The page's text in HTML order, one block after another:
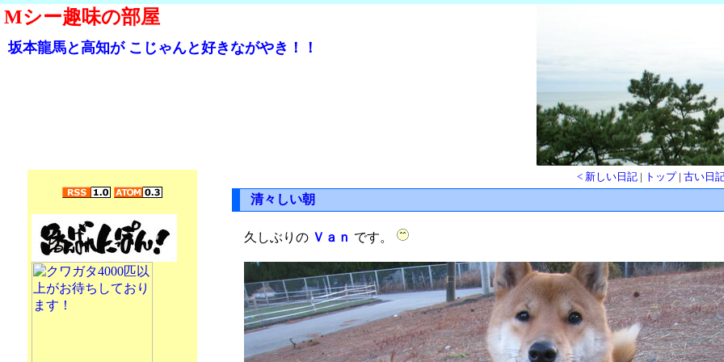
Mシー趣味の部屋
坂本龍馬と高知が こじゃんと好きながやき！！
< 新しい日記| トップ| 古い日
清々しい朝
久しぶりの Ｖａｎ です。